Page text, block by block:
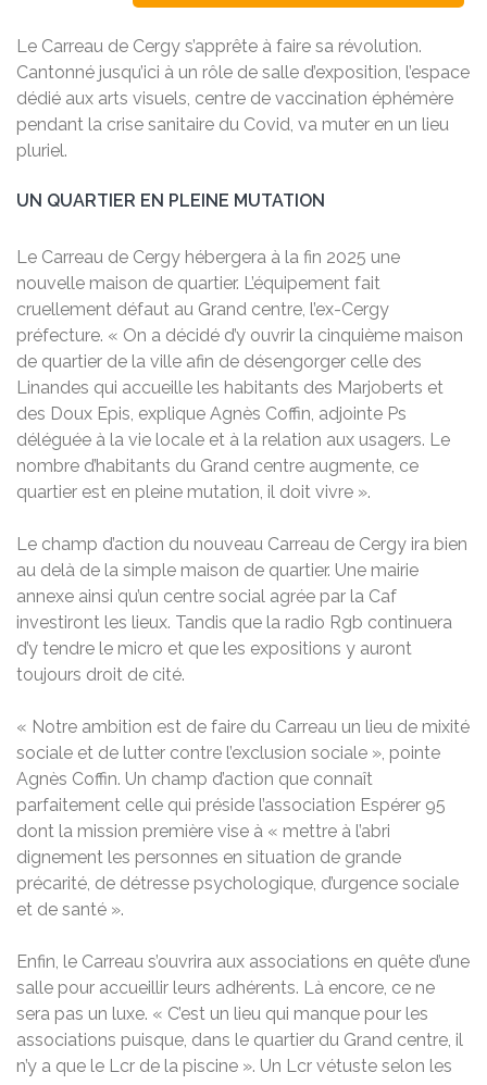
Le Carreau de Cergy s’apprête à faire sa révolution.
Cantonné jusqu’ici à un rôle de salle d’exposition, l’espace
dédié aux arts visuels, centre de vaccination éphémère
pendant la crise sanitaire du Covid, va muter en un lieu
pluriel.
UN QUARTIER EN PLEINE MUTATION
Le Carreau de Cergy hébergera à la fin 2025 une
nouvelle maison de quartier. L’équipement fait
cruellement défaut au Grand centre, l’ex-Cergy
préfecture. « On a décidé d’y ouvrir la cinquième maison
de quartier de la ville afin de désengorger celle des
Linandes qui accueille les habitants des Marjoberts et
des Doux Epis, explique Agnès Coffin, adjointe Ps
déléguée à la vie locale et à la relation aux usagers. Le
nombre d’habitants du Grand centre augmente, ce
quartier est en pleine mutation, il doit vivre ».
Le champ d’action du nouveau Carreau de Cergy ira bien
au delà de la simple maison de quartier. Une mairie
annexe ainsi qu’un centre social agrée par la Caf
investiront les lieux. Tandis que la radio Rgb continuera
d’y tendre le micro et que les expositions y auront
toujours droit de cité.
« Notre ambition est de faire du Carreau un lieu de mixité
sociale et de lutter contre l’exclusion sociale », pointe
Agnès Coffin. Un champ d’action que connaît
parfaitement celle qui préside l’association Espérer 95
dont la mission première vise à « mettre à l’abri
dignement les personnes en situation de grande
précarité, de détresse psychologique, d’urgence sociale
et de santé ».
Enfin, le Carreau s’ouvrira aux associations en quête d’une
salle pour accueillir leurs adhérents. Là encore, ce ne
sera pas un luxe. « C’est un lieu qui manque pour les
associations puisque, dans le quartier du Grand centre, il
n’y a que le Lcr de la piscine ». Un Lcr vétuste selon les